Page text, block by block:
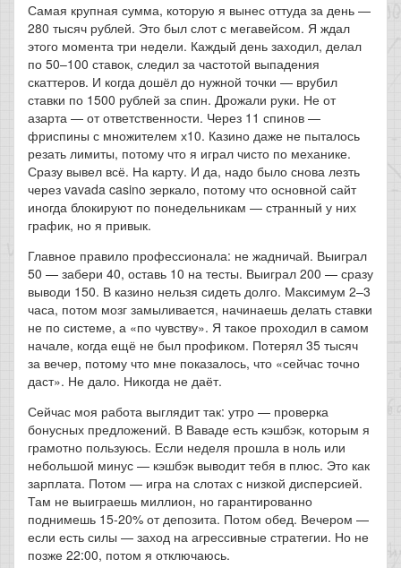
Самая крупная сумма, которую я вынес оттуда за день —
280 тысяч рублей. Это был слот с мегавейсом. Я ждал
этого момента три недели. Каждый день заходил, делал
по 50–100 ставок, следил за частотой выпадения
скаттеров. И когда дошёл до нужной точки — врубил
ставки по 1500 рублей за спин. Дрожали руки. Не от
азарта — от ответственности. Через 11 спинов —
фриспины с множителем х10. Казино даже не пыталось
резать лимиты, потому что я играл чисто по механике.
Сразу вывел всё. На карту. И да, надо было снова лезть
через vavada casino зеркало, потому что основной сайт
иногда блокируют по понедельникам — странный у них
график, но я привык.
Главное правило профессионала: не жадничай. Выиграл
50 — забери 40, оставь 10 на тесты. Выиграл 200 — сразу
выводи 150. В казино нельзя сидеть долго. Максимум 2–3
часа, потом мозг замыливается, начинаешь делать ставки
не по системе, а «по чувству». Я такое проходил в самом
начале, когда ещё не был профиком. Потерял 35 тысяч
за вечер, потому что мне показалось, что «сейчас точно
даст». Не дало. Никогда не даёт.
Сейчас моя работа выглядит так: утро — проверка
бонусных предложений. В Ваваде есть кэшбэк, которым я
грамотно пользуюсь. Если неделя прошла в ноль или
небольшой минус — кэшбэк выводит тебя в плюс. Это как
зарплата. Потом — игра на слотах с низкой дисперсией.
Там не выиграешь миллион, но гарантированно
поднимешь 15-20% от депозита. Потом обед. Вечером —
если есть силы — заход на агрессивные стратегии. Но не
позже 22:00, потом я отключаюсь.